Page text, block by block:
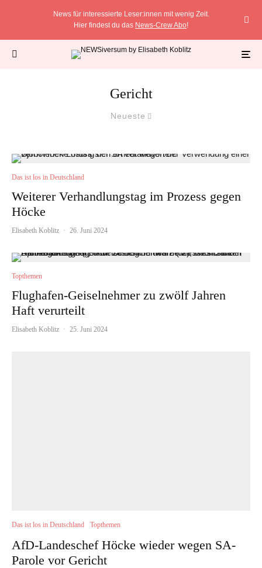
News für interessierte Leser:innen mit wenig Zeit.
Hier findest du das News-Crew Abo!
Gericht
Neueste
Das ist los in Deutschland
Weiterer Verhandlungstag im Prozess gegen
Höcke
Elisabeth Koblitz · 26. Juni 2024
Topthemen
Flughafen-Geiselnehmer zu zwölf Jahren
Haft verurteilt
Elisabeth Koblitz · 25. Juni 2024
Das ist los in Deutschland Topthemen
AfD-Landeschef Höcke wieder wegen SA-
Parole vor Gericht